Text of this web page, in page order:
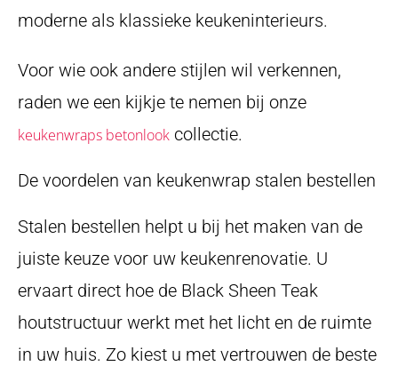
moderne als klassieke keukeninterieurs.
Voor wie ook andere stijlen wil verkennen,
raden we een kijkje te nemen bij onze
keukenwraps betonlook collectie.
De voordelen van keukenwrap stalen bestellen
Stalen bestellen helpt u bij het maken van de
juiste keuze voor uw keukenrenovatie. U
ervaart direct hoe de Black Sheen Teak
houtstructuur werkt met het licht en de ruimte
in uw huis. Zo kiest u met vertrouwen de beste